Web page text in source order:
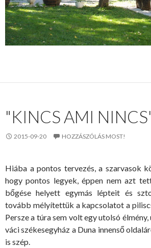
"KINCS AMI
2015-09-20 HOZZÁSZÓLÁS MOST!
Hiába a pontos tervezés, a szarvasok
hogy pontos legyek, éppen nem azt
bőgése helyett egymás lépteit és
tovább mélyítettük a kapcsolatot a
Persze a túra sem volt egy utolsó
váci székesegyház a Duna innenső
is szép.